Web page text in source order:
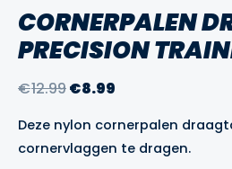
CORNERPALEN
PRECISION
€12.99Oorspronkelijke
was:
€12.99.
€8.99
is:
€8.99.
Deze nylon cornerpalen
cornervlaggen te dragen.